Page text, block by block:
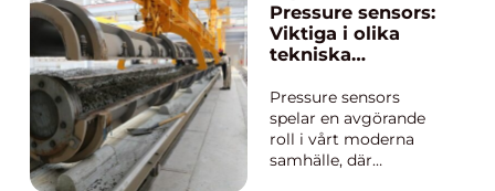
skydda oss mot dem,
krävs det att fler
människor får tillgång
Pressure sensors:
Viktiga i olika
tekniska
Pressure sensors
spelar en avgörande
roll i vårt moderna
samhälle, där